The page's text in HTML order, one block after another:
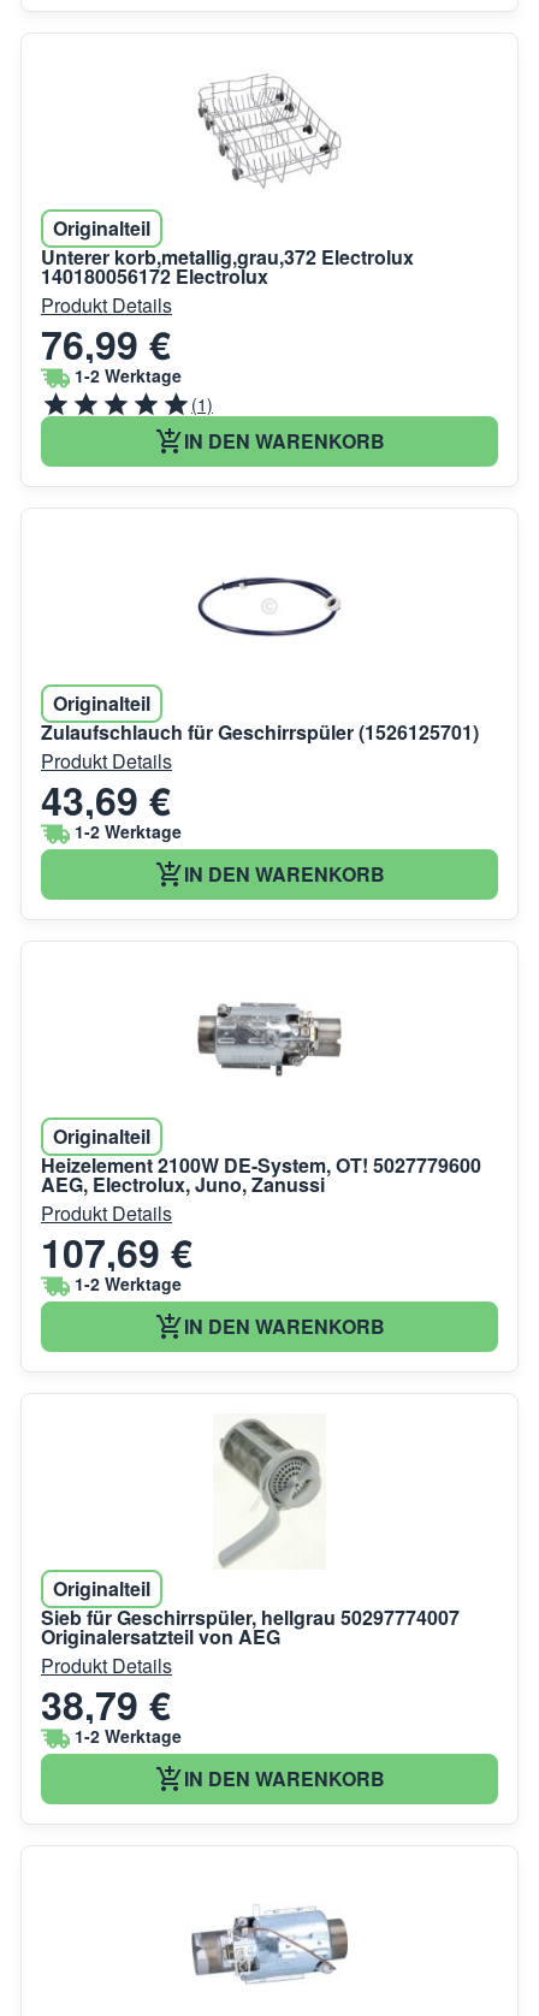
Originalteil
Unterer korb,metallig,grau,372 Electrolux
140180056172 Electrolux
Produkt Details
76,99 €
1-2 Werktage
(1)
IN DEN WARENKORB
Originalteil
Zulaufschlauch für Geschirrspüler (1526125701)
Produkt Details
43,69 €
1-2 Werktage
IN DEN WARENKORB
Originalteil
Heizelement 2100W DE-System, OT! 5027779600
AEG, Electrolux, Juno, Zanussi
Produkt Details
107,69 €
1-2 Werktage
IN DEN WARENKORB
Originalteil
Sieb für Geschirrspüler, hellgrau 50297774007
Originalersatzteil von AEG
Produkt Details
38,79 €
1-2 Werktage
IN DEN WARENKORB